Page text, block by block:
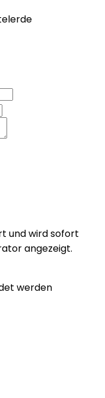
und wird sofort
angezeigt.
werden